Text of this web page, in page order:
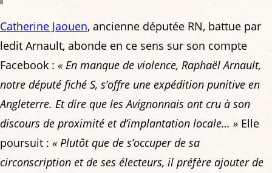
Catherine Jaouen, ancienne députée RN, battue par
ledit Arnault, abonde en ce sens sur son compte
Facebook : « En manque de violence, Raphaël Arnault,
notre député fiché S, s’offre une expédition punitive en
Angleterre. Et dire que les Avignonnais ont cru à son
discours de proximité et d’implantation locale… » Elle
poursuit : « Plutôt que de s’occuper de sa
circonscription et de ses électeurs, il préfère ajouter de